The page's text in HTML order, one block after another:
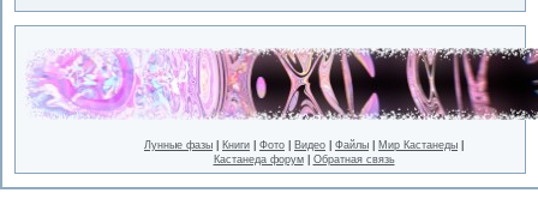
Лунные фазы Книги Фото Видео Файлы Мир Кастанеды
Кастанеда форум| Обратная связь